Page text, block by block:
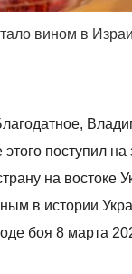
вином в
поступил на
на востоке
в истории
боя 8 марта